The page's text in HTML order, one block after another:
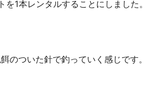
1本レンタルすることにしました。
のついた針で釣っていく感じです。